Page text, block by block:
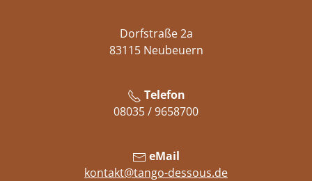
Dorfstraße 2a
83115 Neubeuern
Telefon
08035 / 9658700
eMail
kontakt@tango-dessous.de